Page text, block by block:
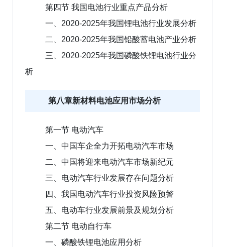
第四节 我国电池行业重点产品分析
一、2020-2025年我国锂电池行业发展分析
二、2020-2025年我国铅酸蓄电池产业分析
三、2020-2025年我国磷酸铁锂电池行业分
析
第八章新材料电池应用市场分析
第一节 电动汽车
一、中国车企全力开拓电动汽车市场
二、中国将迎来电动汽车市场新纪元
三、电动汽车行业发展存在问题分析
四、我国电动汽车行业投资风险预警
五、电动车行业发展前景及规划分析
第二节 电动自行车
一、磷酸铁锂电池应用分析